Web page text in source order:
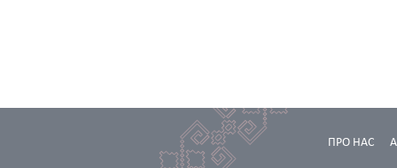
ПРО НАС